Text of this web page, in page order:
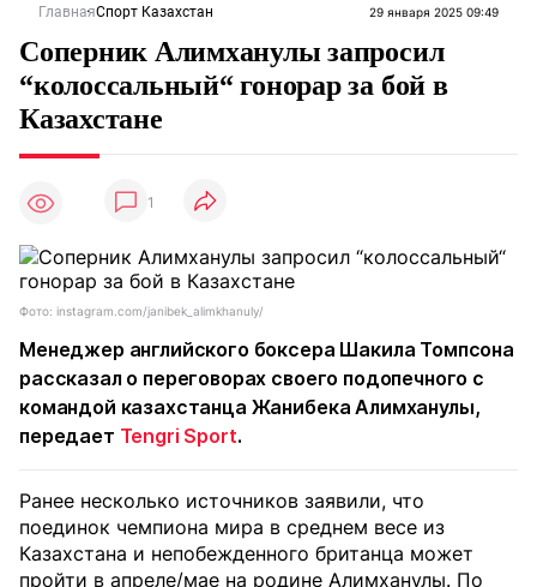
ГлавнаяСпорт Казахстан 29 января 2025 09:49
Соперник Алимханулы запросил
“колоссальный“ гонорар за бой в
Казахстане
1
Фото: instagram.com/janibek_alimkhanuly/
Менеджер английского боксера Шакила Томпсона
рассказал о переговорах своего подопечного с
командой казахстанца Жанибека Алимханулы,
передает Tengri Sport.
Ранее несколько источников заявили, что
поединок чемпиона мира в среднем весе из
Казахстана и непобежденного британца может
пройти в апреле/мае на родине Алимханулы. По